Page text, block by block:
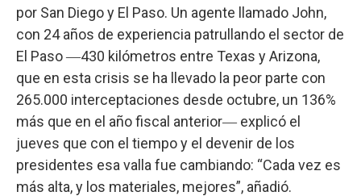
por San Diego y El Paso. Un agente llamado John,
con 24 años de experiencia patrullando el sector de
El Paso ―430 kilómetros entre Texas y Arizona,
que en esta crisis se ha llevado la peor parte con
265.000 interceptaciones desde octubre, un 136%
más que en el año fiscal anterior― explicó el
jueves que con el tiempo y el devenir de los
presidentes esa valla fue cambiando: “Cada vez es
más alta, y los materiales, mejores”, añadió.